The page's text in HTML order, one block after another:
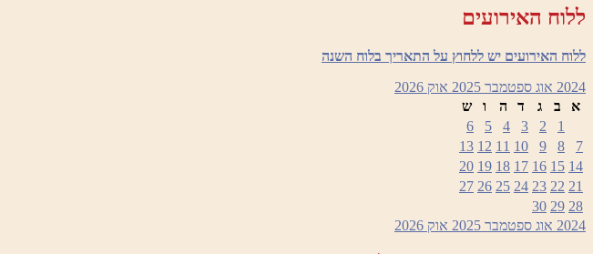
ללוח האירועים
ללוח האירועים יש ללחוץ על התאריך בלוח השנה
2024 אוג ספטמבר 2025 אוק 2026
א
ב ג ד ה ו
ש
1
2
3
4
5
6
7
8
9
10
11
12
13
14
15
16
17
18
19
20
21
22
23
24
25
26
27
28
29
30
2024 אוג ספטמבר 2025 אוק 2026